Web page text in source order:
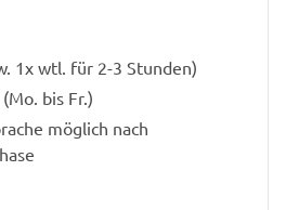
1x wtl. für 2-3 Stunden)
bis Fr.)
möglich nach